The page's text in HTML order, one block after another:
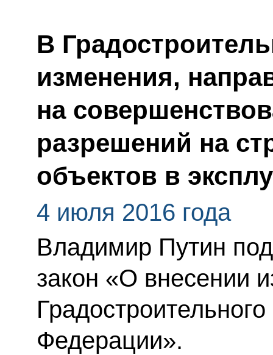
В
изменения,
на
разрешений на
объектов в
4 июля 2016 года
Владимир Путин
закон «О внесении
Федерации».